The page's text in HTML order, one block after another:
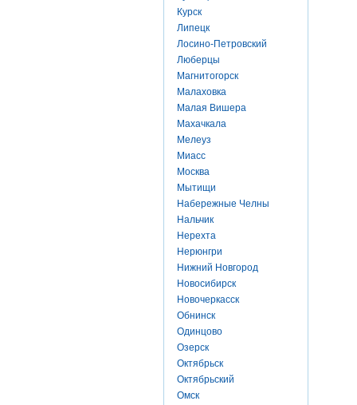
Курск
Липецк
Лосино-Петровский
Люберцы
Магнитогорск
Малаховка
Малая Вишера
Махачкала
Мелеуз
Миасс
Москва
Мытищи
Набережные Челны
Нальчик
Нерехта
Нерюнгри
Нижний Новгород
Новосибирск
Новочеркасск
Обнинск
Одинцово
Озерск
Октябрьск
Октябрьский
Омск